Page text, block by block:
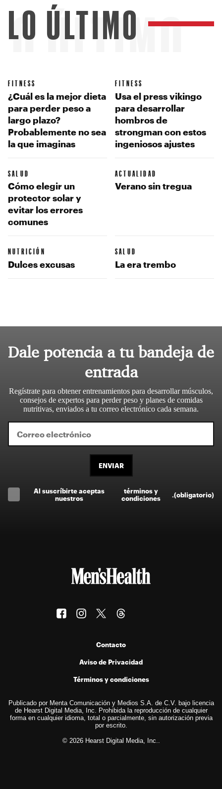
ÚLTIMO
LO ÚLTIMO
FITNESS
¿Cuál es la mejor dieta
para perder peso a
largo plazo?
Probablemente no sea
la que imaginas
FITNESS
Usa el press vikingo
para desarrollar
hombros de
strongman con estos
ingeniosos ajustes
SALUD
Cómo elegir un
protector solar y
evitar los errores
comunes
ACTUALIDAD
Verano sin tregua
NUTRICIÓN
Dulces excusas
SALUD
La era trembo
Dale potencia a tu bandeja de
entrada
Regístrate para obtener entrenamientos para desarrollar músculos,
consejos de expertos para perder peso y planes de comidas
nutritivas, enviados a tu correo electrónico cada semana.
ENVIAR
Al suscríbirte aceptas
nuestros
términos y
condiciones
(obligatorio)
Contacto
Aviso de Privacidad
Términos y condiciones
Publicado por Menta Comunicación y Medios S.A. de C.V. bajo licencia
de Hearst Digital Media, Inc. Prohibida la reproducción de cualquier
forma en cualquier idioma, total o parcialmente, sin autorización previa
por escrito.
© 2026 Hearst Digital Media, Inc..